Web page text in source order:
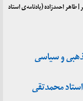
احمدزاده (یادنامه‌ی استاد
و سیاسی
محمدتقی